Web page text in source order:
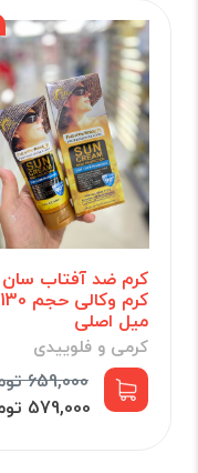
کرم ضد آفتاب سان
کرم وکالی حجم 130
میل اصلی
کرمی و فلوییدی
659,000 تومان
579,000 تومان